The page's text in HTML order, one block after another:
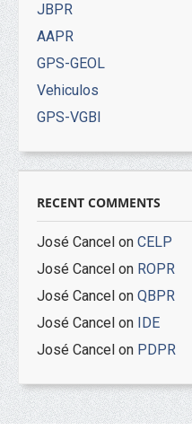
JBPR
AAPR
GPS-GEOL
Vehiculos
GPS-VGBI
RECENT COMMENTS
José Cancel on CELP
José Cancel on ROPR
José Cancel on QBPR
José Cancel on IDE
José Cancel on PDPR